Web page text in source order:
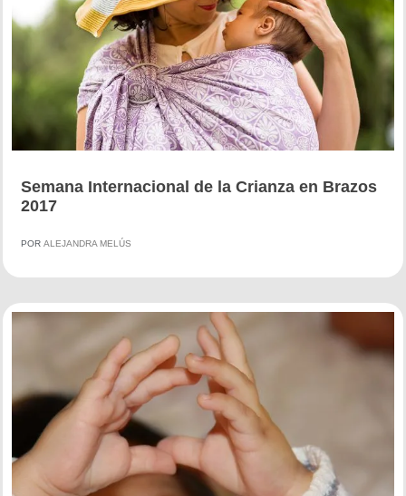
Semana Internacional de la Crianza en Brazos
2017
POR ALEJANDRA MELÚS